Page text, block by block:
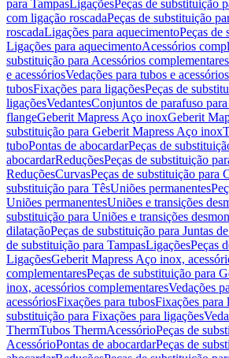
para TampasLigaçõesPeças de substituição
com ligação roscadaPeças de substituição
roscadaLigações para aquecimentoPeças de
Ligações para aquecimentoAcessórios
substituição para Acessórios complementares
e acessóriosVedações para tubos e acessórios
tubosFixações para ligaçõesPeças de
ligaçõesVedantesConjuntos de parafuso
flangeGeberit Mapress Aço inoxGeberit
substituição para Geberit Mapress Aço inox
tuboPontas de abocardarPeças de
abocardarReduçõesPeças de substituição
ReduçõesCurvasPeças de substituição para
substituição para TêsUniões permanentes
Uniões permanentesUniões e transições
substituição para Uniões e transições
dilataçãoPeças de substituição para Juntas
de substituição para TampasLigaçõesPeças
LigaçõesGeberit Mapress Aço inox,
complementaresPeças de substituição para
inox, acessórios complementaresVedações
acessóriosFixações para tubosFixações para
substituição para Fixações para ligações
ThermTubos ThermAcessórioPeças de
AcessórioPontas de abocardarPeças de